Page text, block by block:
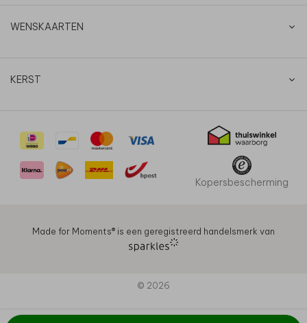
WENSKAARTEN
KERST
Kopersbescherming
Made for Moments®️ is een geregistreerd handelsmerk van
© 2026